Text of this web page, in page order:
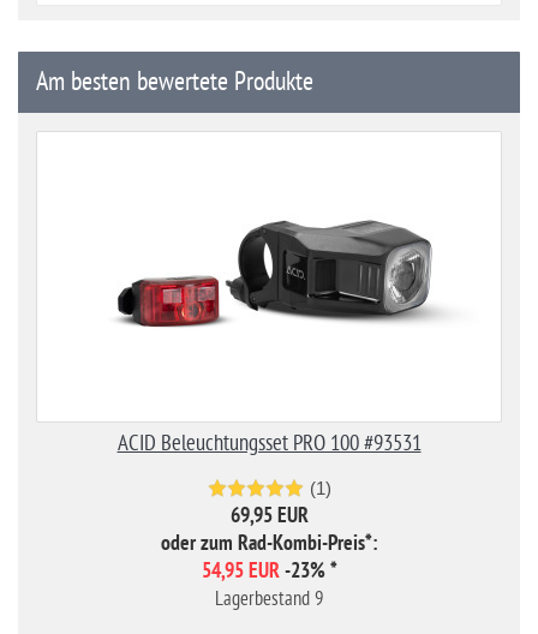
Am besten bewertete Produkte
ACID Beleuchtungsset PRO 100 #93531
(1)
69,95 EUR
oder zum Rad-Kombi-Preis*:
54,95 EUR -23%*
Lagerbestand 9